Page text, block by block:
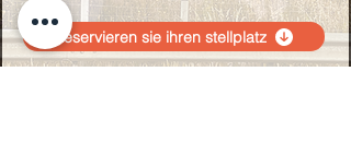
Reservieren sie ihren stellplatz